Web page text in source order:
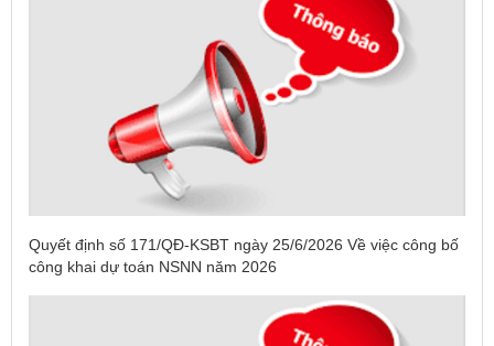
Quyết định số 171/QĐ-KSBT ngày 25/6/2026 Về việc công bố
công khai dự toán NSNN năm 2026